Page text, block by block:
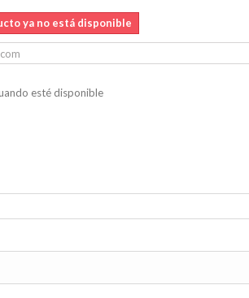
ya no está disponible
esté disponible